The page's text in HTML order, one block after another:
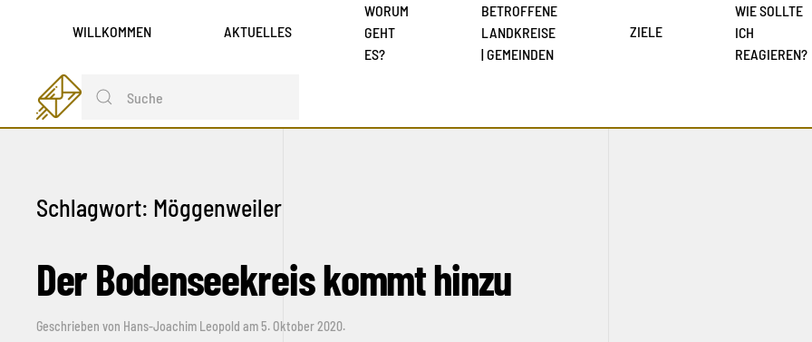
WILLKOMMEN AKTUELLES
WORUM
GEHT
ES?
BETROFFENE
LANDKREISE
| GEMEINDEN
ZIELE
WIE SOLLTE
ICH
REAGIEREN?
Schlagwort: Möggenweiler
Der Bodenseekreis kommt hinzu
Geschrieben von Hans-Joachim Leopold am 5. Oktober 2020.